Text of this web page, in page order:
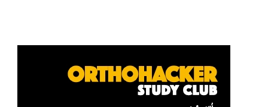
Barra
primaria